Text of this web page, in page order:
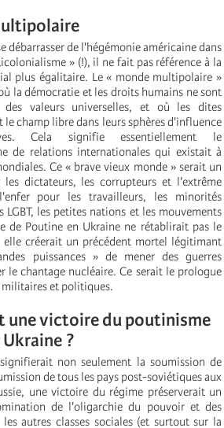
débarrasser de l'hégémonie américaine dans
» (!), il ne fait pas référence à la
plus égalitaire. Le « monde multipolaire »
la démocratie et les droits humains ne sont
des valeurs universelles, et où les dites
le champ libre dans leurs sphères d'influence
Cela signifie essentiellement le
de relations internationales qui existait à
Ce « brave vieux monde » serait un
dictateurs, les corrupteurs et l'extrême
pour les travailleurs, les minorités
LGBT, les petites nations et les mouvements
de Poutine en Ukraine ne rétablirait pas le
créerait un précédent mortel légitimant
puissances » de mener des guerres
le chantage nucléaire. Ce serait le prologue
et politiques.
une victoire du poutinisme
?
non seulement la soumission de
de tous les pays post-soviétiques aux
une victoire du régime préserverait un
de l'oligarchie du pouvoir et des
autres classes sociales (et surtout sur la